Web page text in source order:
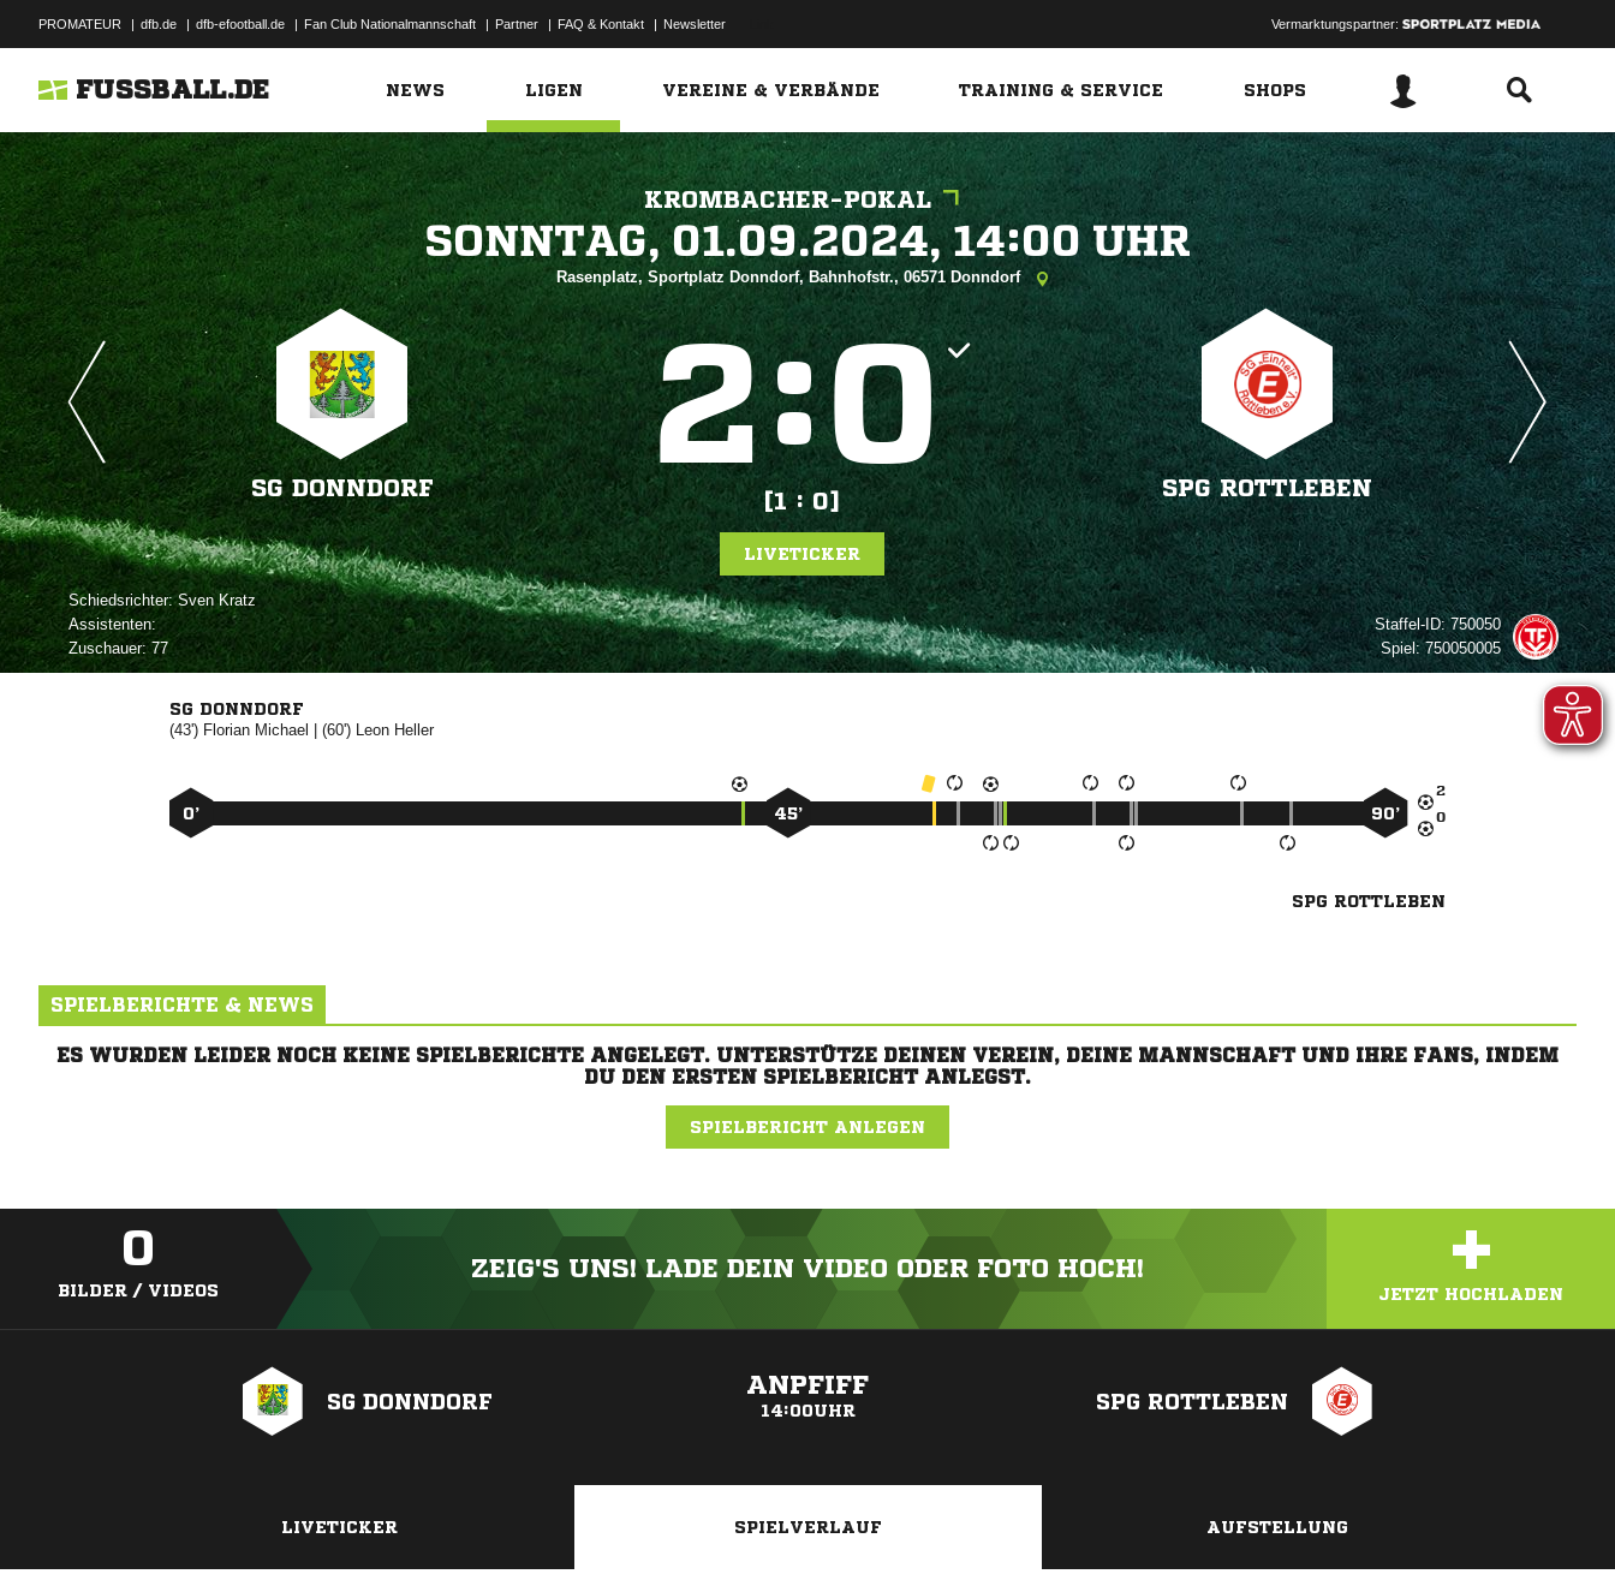
PROMATEUR | dfb.de | dfb-efootball.de | Fan Club Nationalmannschaft | Partner | FAQ & Kontakt | Newsletter Vermarktungspartner:
FUSSBALL.DE NEWS LIGEN VEREINE & VERBÄNDE TRAINING & SERVICE SHOPS
KROMBACHER-POKAL
   
Rasenplatz, Sportplatz Donndorf, Bahnhofstr., 06571 Donndorf
SG DONNDORF
:
[1 : 0]
SPG ROTTLEBEN
LIVETICKER
Schiedsrichter: 
Assistenten:
Zuschauer:77
Staffel-ID:750050
Spiel:750050005
SG DONNDORF
(43')  | (60') 


0’ 45’ 90’
SPG ROTTLEBEN
SPIELBERICHTE & NEWS
ES WURDEN LEIDER NOCH KEINE SPIELBERICHTE ANGELEGT. UNTERSTÜTZE DEINEN VEREIN, DEINE MANNSCHAFT UND IHRE FANS, INDEM
DU DEN ERSTEN SPIELBERICHT ANLEGST.
SPIELBERICHT ANLEGEN
0
BILDER / VIDEOS
ZEIG'S UNS! LADE DEIN VIDEO ODER FOTO HOCH! +
JETZT HOCHLADEN
SG DONNDORF
ANPFIFF
14:00UHR SPG ROTTLEBEN
LIVETICKER SPIELVERLAUF AUFSTELLUNG